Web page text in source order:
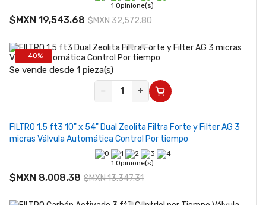
1 Opinione(s)
$MXN 19,543.68 $MXN 32,572.80
-40%
Se vende desde 1 pieza(s)
−
+
FILTRO 1.5 ft3 10" x 54" Dual Zeolita Filtra Forte y Filter AG 3
micras Válvula Automática Control Por tiempo
1 Opinione(s)
$MXN 8,008.38 $MXN 13,347.31